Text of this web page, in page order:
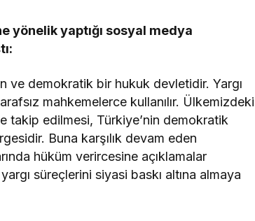
yönelik yaptığı sosyal medya
ve demokratik bir hukuk devletidir. Yargı
mahkemelerce kullanılır. Ülkemizdeki
takip edilmesi, Türkiye’nin demokratik
Buna karşılık devam eden
hüküm verircesine açıklamalar
süreçlerini siyasi baskı altına almaya